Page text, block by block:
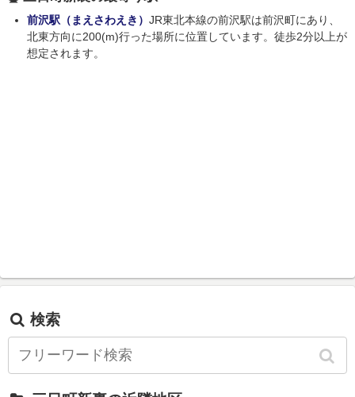
前沢駅（まえさわえき） JR東北本線の前沢駅は前沢町にあり、
北東方向に200(m)行った場所に位置しています。徒歩2分以上が
想定されます。
検索